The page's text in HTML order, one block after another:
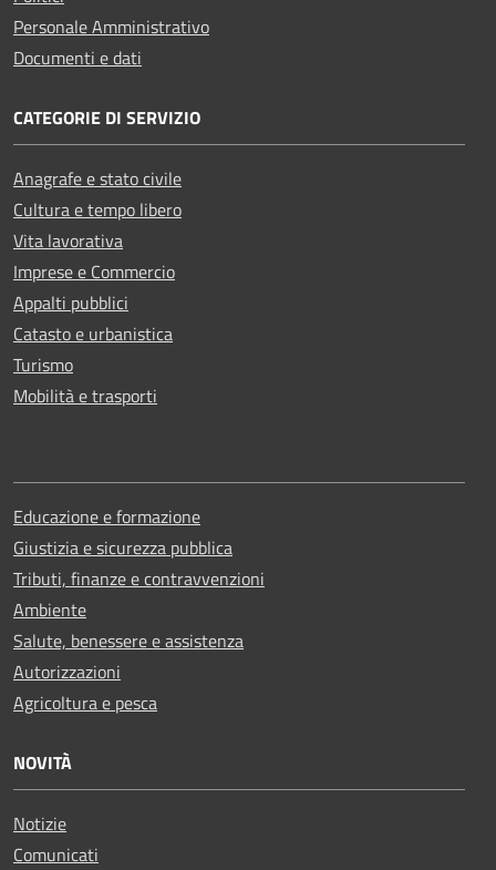
Personale Amministrativo
Documenti e dati
CATEGORIE DI SERVIZIO
Anagrafe e stato civile
Cultura e tempo libero
Vita lavorativa
Imprese e Commercio
Appalti pubblici
Catasto e urbanistica
Turismo
Mobilità e trasporti
Educazione e formazione
Giustizia e sicurezza pubblica
Tributi, finanze e contravvenzioni
Ambiente
Salute, benessere e assistenza
Autorizzazioni
Agricoltura e pesca
NOVITÀ
Notizie
Comunicati